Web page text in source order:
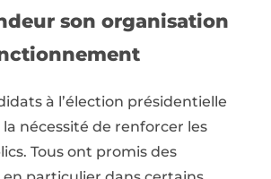
son organisation
à l’élection présidentielle
nécessité de renforcer les
Tous ont promis des